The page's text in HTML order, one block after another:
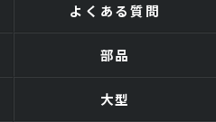
よくある質問
部品
大型